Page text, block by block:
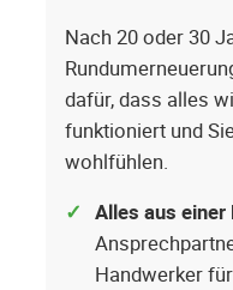
Nach 20 oder 30
dafür, dass alles
funktioniert und
wohlfühlen.
Alles aus einer
Handwerker